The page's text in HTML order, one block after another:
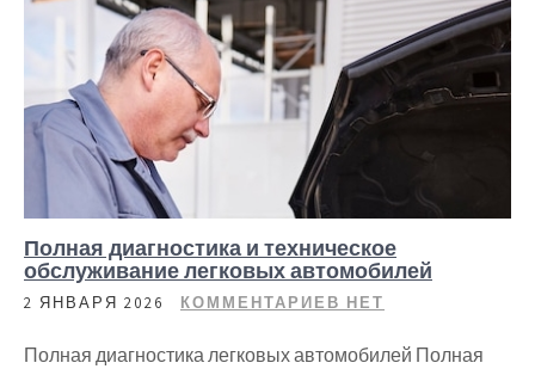
Полная диагностика и техническое
обслуживание легковых автомобилей
2 ЯНВАРЯ 2026 КОММЕНТАРИЕВ НЕТ
Полная диагностика легковых автомобилей Полная